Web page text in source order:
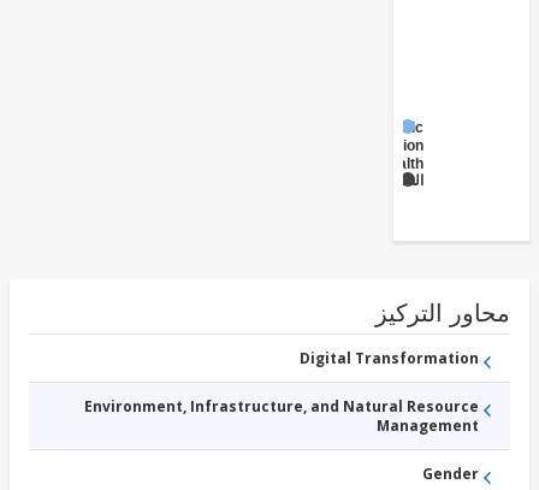
Administration
التركيز
Digital Transformation
Environment, Infrastructure, and Natural Resource
Management
Gender